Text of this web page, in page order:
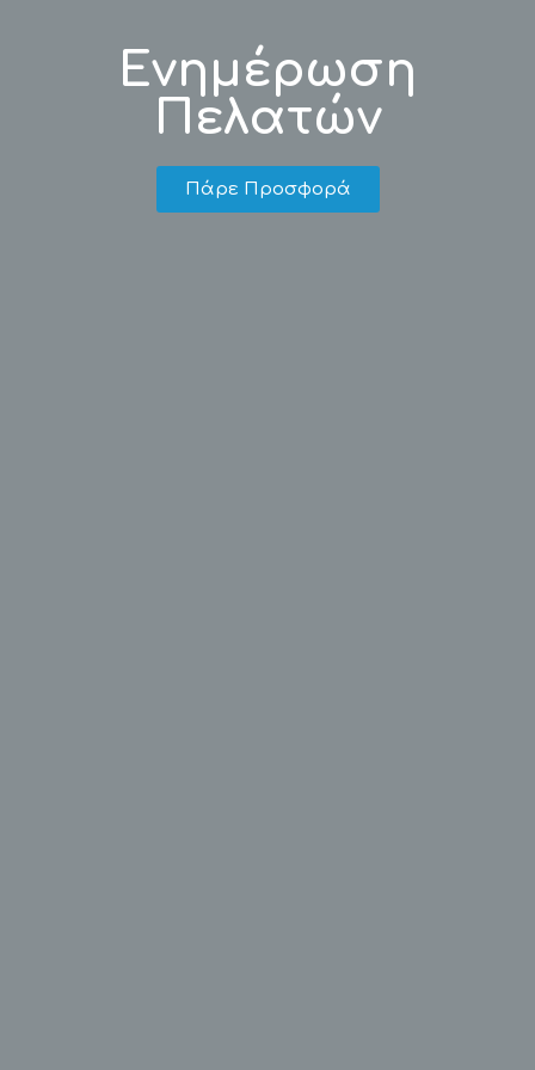
Ενημέρωση
Πελατών
Πάρε Προσφορά